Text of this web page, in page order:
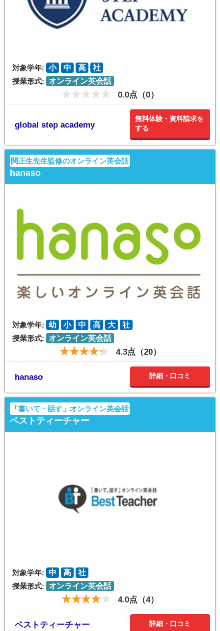
対象学年: 小 中 高
社
授業形式:
オンライン英会話
0.0点（0）
global step academy
無料体験・資料請求を
する
関正生先生監修のオンライン英会話
hanaso
対象学年: 幼 小 中 高 大
社
授業形式:
オンライン英会話
4.3点（20）
hanaso 詳細・口コミ
「書いて・話す」オンライン英会話
ベストティーチャー
対象学年: 中 高
社
授業形式:
オンライン英会話
4.0点（4）
ベストティーチャー 詳細・口コミ